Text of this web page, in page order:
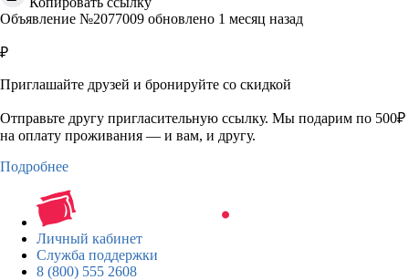
Объявление №2077009 обновлено 1 месяц назад
₽
Приглашайте друзей и бронируйте со скидкой
Отправьте другу пригласительную ссылку. Мы подарим по 500₽
на оплату проживания — и вам, и другу.
Подробнее
Личный кабинет
Служба поддержки
8 (800) 555 2608